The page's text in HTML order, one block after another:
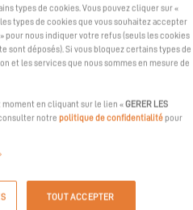
Team vous attend au Pesca Yacht
essayer le bateau.
contactez Globe Sailing
rendez-vous.
types de cookies. Vous pouvez cliquer sur «
types de cookies que vous souhaitez accepter
» pour nous indiquer votre refus (seuls les cookies
sont déposés). Si vous bloquez certains types de
et les services que nous sommes en mesure de
moment en cliquant sur le lien «GERER LES
consulter notrepolitique de confidentialitépour
TOUT ACCEPTER